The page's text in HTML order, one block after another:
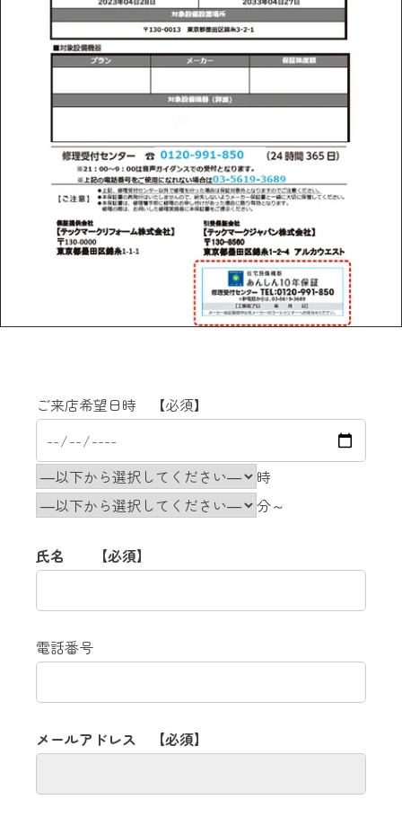
ご来店希望日時 【必須】
時
分～
氏名 【必須】
電話番号
メールアドレス 【必須】